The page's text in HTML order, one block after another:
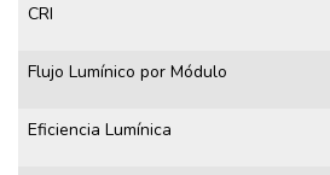
CRI
Flujo Lumínico por Módulo
Eficiencia Lumínica